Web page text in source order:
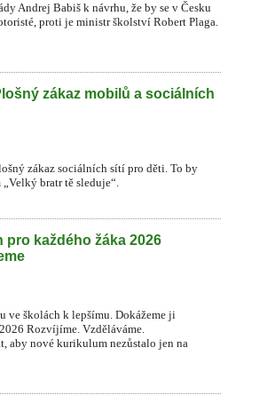
Andrej Babiš k návrhu, že by se v Česku
proti je ministr školství Robert Plaga.
zákaz mobilů a sociálních
zákaz sociálních sítí pro děti. To by
bratr tě sleduje“.
pro každého žáka 2026
školách k lepšímu. Dokážeme ji
Rozvíjíme. Vzděláváme.
aby nové kurikulum nezůstalo jen na